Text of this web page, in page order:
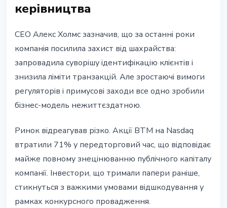
керівництва
CEO Алекс Холмс зазначив, що за останні роки
компанія посилила захист від шахрайства:
запровадила суворішу ідентифікацію клієнтів і
знизила ліміти транзакцій. Але зростаючі вимоги
регуляторів і примусові заходи все одно зробили
бізнес-модель нежиттєздатною.
Ринок відреагував різко. Акції BTM на Nasdaq
втратили 71% у передторговий час, що відповідає
майже повному знецінюванню публічного капіталу
компанії. Інвестори, що тримали папери раніше,
стикнуться з важкими умовами відшкодування у
рамках конкурсного провадження.